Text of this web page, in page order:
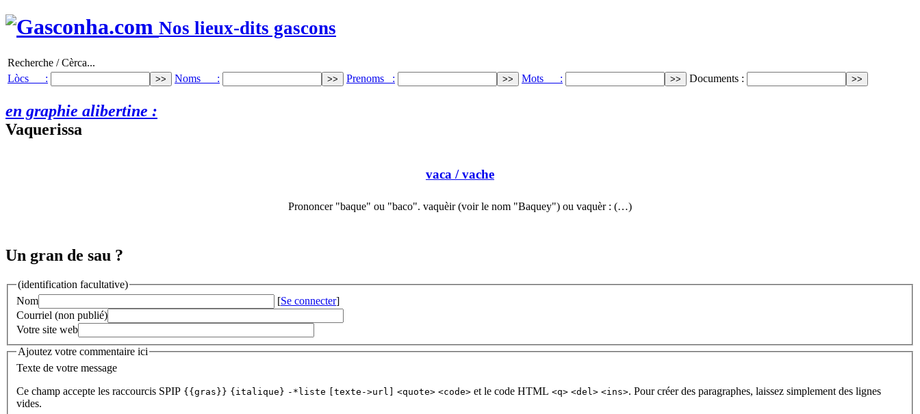
Nos lieux-dits gascons
Recherche / Cèrca...
Lòcs :
Noms : Prenoms : Mots : Documents :
en graphie alibertine :
Vaquerissa
vaca / vache
Prononcer "baque" ou "baco". vaquèir (voir le nom "Baquey") ou vaquèr : (…)
Un gran de sau ?
(identification facultative)
Nom
[Se connecter]
Courriel (non publié)
Votre site web
Ajoutez votre commentaire ici
Texte de votre message
Ce champ accepte les raccourcis SPIP {{gras}} {italique} -*liste [texte->url] <quote> <code> et le code HTML <q> <del> <ins>. Pour créer des paragraphes, laissez simplement des lignes
vides.